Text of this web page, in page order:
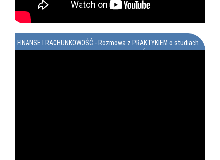
FINANSE I RACHUNKOWOŚĆ - Rozmowa z PRAKTYKIEM o studiach
oraz o możliwościach pracy w RACHUNKOWOŚCI